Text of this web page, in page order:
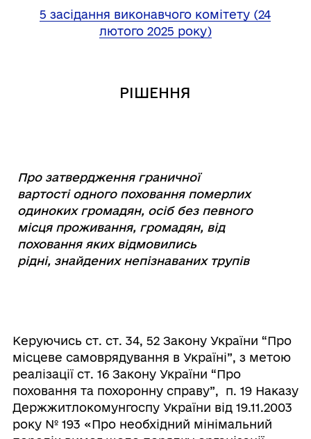
5 засідання виконавчого комітету (24
лютого 2025 року)
РІШЕННЯ
Про затвердження граничної
вартості одного поховання померлих
одиноких громадян, осіб без певного
місця проживання, громадян, від
поховання яких відмовились
рідні, знайдених непізнаваних трупів
Керуючись ст. ст. 34, 52 Закону України “Про
місцеве самоврядування в Україні”, з метою
реалізації ст. 16 Закону України “Про
поховання та похоронну справу”, п. 19 Наказу
Держжитлокомунгоспу України від 19.11.2003
року № 193 «Про необхідний мінімальний